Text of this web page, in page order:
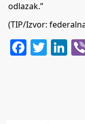
odlazak.”
(TIP/Izvor: